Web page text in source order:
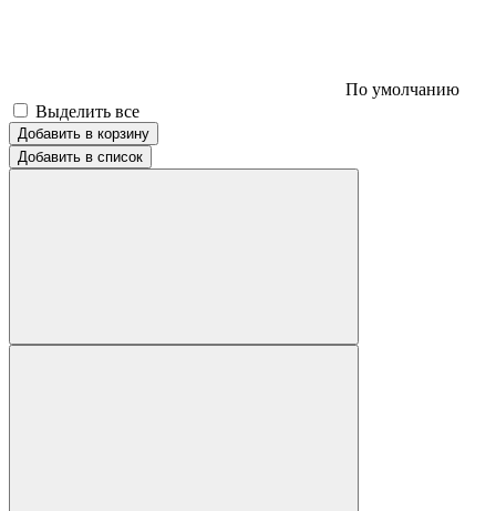
По умолчанию
Выделить все
Добавить в корзину
Добавить в список